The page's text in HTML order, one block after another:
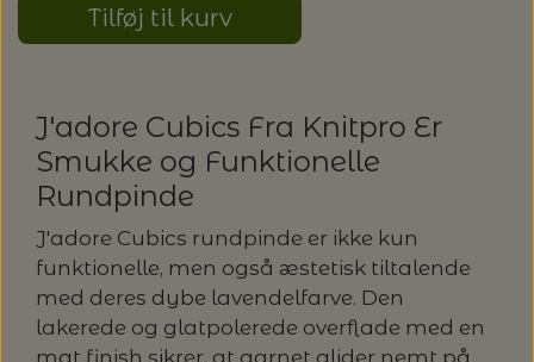
Tilføj til kurv
J'adore Cubics Fra Knitpro Er
Smukke og Funktionelle
Rundpinde
J'adore Cubics rundpinde er ikke kun
funktionelle, men også æstetisk tiltalende
med deres dybe lavendelfarve. Den
lakerede og glatpolerede overflade med en
mat finish sikrer, at garnet glider nemt på